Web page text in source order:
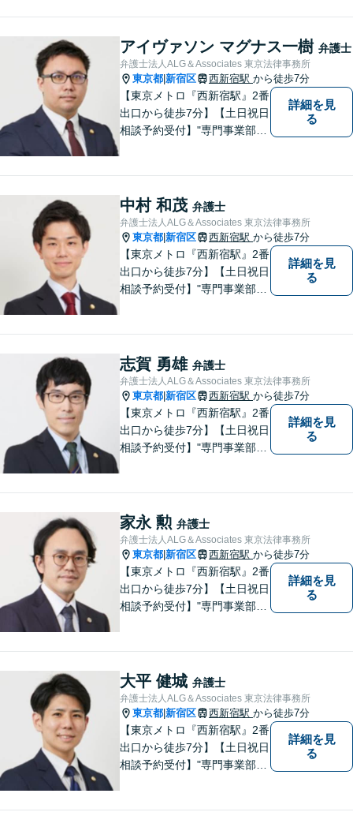
しています。【夜間や休日相
談も対応可能】【メール・WE
B面談可】
アイヴァソン マグナス一樹 弁護士
弁護士法人ALG＆Associates 東京法律事務所
東京都 新宿区 西新宿駅 から徒歩7分
【東京メトロ『西新宿駅』2番
出口から徒歩7分】【土日祝日
相談予約受付】"専門事業部
い。
詳細を見
る
中村 和茂 弁護士
弁護士法人ALG＆Associates 東京法律事務所
東京都 新宿区 西新宿駅 から徒歩7分
【東京メトロ『西新宿駅』2番
出口から徒歩7分】【土日祝日
相談予約受付】"専門事業部
い。
詳細を見
る
志賀 勇雄 弁護士
弁護士法人ALG＆Associates 東京法律事務所
東京都 新宿区 西新宿駅 から徒歩7分
【東京メトロ『西新宿駅』2番
出口から徒歩7分】【土日祝日
相談予約受付】"専門事業部
い。
詳細を見
る
家永 勲 弁護士
弁護士法人ALG＆Associates 東京法律事務所
東京都 新宿区 西新宿駅 から徒歩7分
【東京メトロ『西新宿駅』2番
出口から徒歩7分】【土日祝日
相談予約受付】"専門事業部
い。
詳細を見
る
大平 健城 弁護士
弁護士法人ALG＆Associates 東京法律事務所
東京都 新宿区 西新宿駅 から徒歩7分
【東京メトロ『西新宿駅』2番
出口から徒歩7分】【土日祝日
相談予約受付】"専門事業部
詳細を見
る